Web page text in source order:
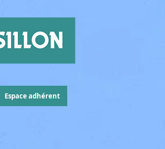
Espace adhérent